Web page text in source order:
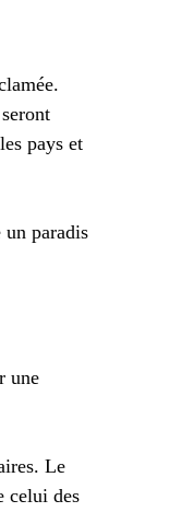
pays et
paradis
une
Le
celui des